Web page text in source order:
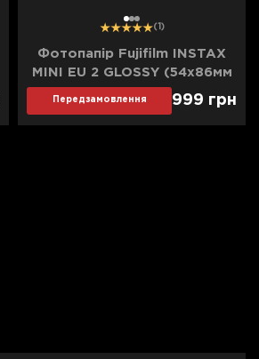
12 3 (1)
Фотопапір Fujifilm INSTAX
MINI EU 2 GLOSSY (54х86мм
2х10шт)
Передзамовлення 999 грн